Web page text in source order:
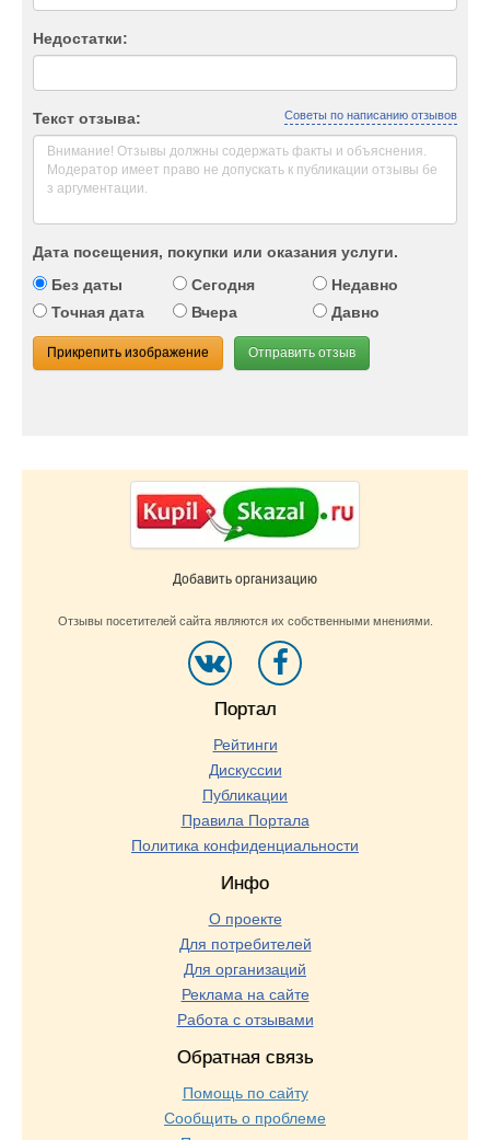
Недостатки:
Текст отзыва: Советы по написанию отзывов
Дата посещения, покупки или оказания услуги.
Без даты
Сегодня
Недавно
Точная дата
Вчера Давно
Прикрепить изображение Отправить отзыв
Добавить организацию
Отзывы посетителей сайта являются их собственными мнениями.
Портал
Рейтинги
Дискуссии
Публикации
Правила Портала
Политика конфиденциальности
Инфо
О проекте
Для потребителей
Для организаций
Реклама на сайте
Работа с отзывами
Обратная связь
Помощь по сайту
Сообщить о проблеме